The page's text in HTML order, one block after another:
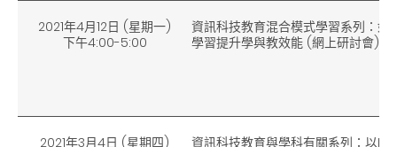
2021年4月12日 (星期一)
下午4:00-5:00
資訊科技教育混合模式學習系列：如
學習提升學與教效能 (網上研討會)
2021年3月4日 (星期四)
資訊科技教育與學科有關系列：以